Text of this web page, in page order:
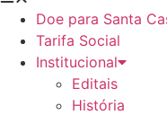
Doe para Santa
Tarifa Social
Institucional
Editais
História